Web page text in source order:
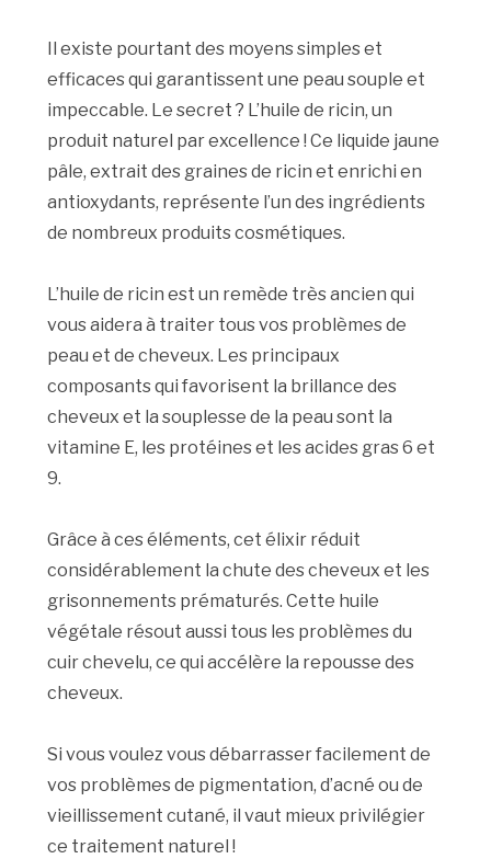
Il existe pourtant des moyens simples et
efficaces qui garantissent une peau souple et
impeccable. Le secret ? L’huile de ricin, un
produit naturel par excellence ! Ce liquide jaune
pâle, extrait des graines de ricin et enrichi en
antioxydants, représente l’un des ingrédients
de nombreux produits cosmétiques.
L’huile de ricin est un remède très ancien qui
vous aidera à traiter tous vos problèmes de
peau et de cheveux. Les principaux
composants qui favorisent la brillance des
cheveux et la souplesse de la peau sont la
vitamine E, les protéines et les acides gras 6 et
9.
Grâce à ces éléments, cet élixir réduit
considérablement la chute des cheveux et les
grisonnements prématurés. Cette huile
végétale résout aussi tous les problèmes du
cuir chevelu, ce qui accélère la repousse des
cheveux.
Si vous voulez vous débarrasser facilement de
vos problèmes de pigmentation, d’acné ou de
vieillissement cutané, il vaut mieux privilégier
ce traitement naturel !